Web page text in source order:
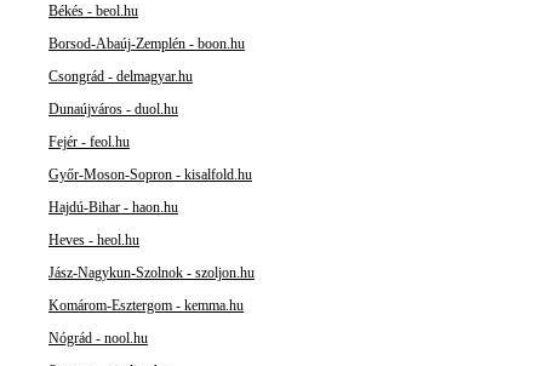
Békés - beol.hu
Borsod-Abaúj-Zemplén - boon.hu
Csongrád - delmagyar.hu
Dunaújváros - duol.hu
Fejér - feol.hu
Győr-Moson-Sopron - kisalfold.hu
Hajdú-Bihar - haon.hu
Heves - heol.hu
Jász-Nagykun-Szolnok - szoljon.hu
Komárom-Esztergom - kemma.hu
Nógrád - nool.hu